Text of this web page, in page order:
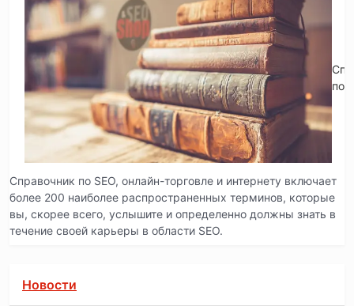
по
Справочник по SEO, онлайн-торговле и интернету включает
более 200 наиболее распространенных терминов, которые
вы, скорее всего, услышите и определенно должны знать в
течение своей карьеры в области SEO.
Новости